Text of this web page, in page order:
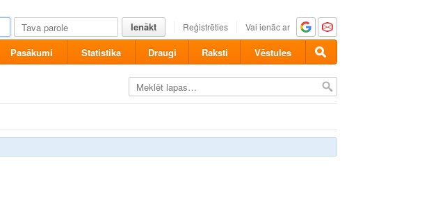
Ienākt Reģistrēties Vai ienāc ar
Pasākumi Statistika Draugi Raksti Vēstules